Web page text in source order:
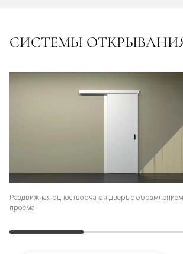
СИСТЕМЫ
Раздвижная одностворчатая дверь с обрамлением
проёма